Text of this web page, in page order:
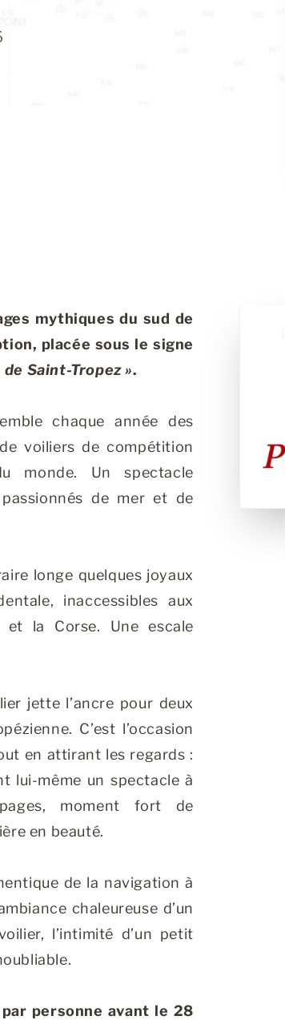
mythiques du sud de
placée sous le signe
Saint-Tropez ».
chaque année des
voiliers de compétition
monde. Un spectacle
de mer et de
longe quelques joyaux
inaccessibles aux
et la Corse. Une escale
jette l’ancre pour deux
C’est l’occasion
en attirant les regards :
lui-même un spectacle à
moment fort de
en beauté.
de la navigation à
chaleureuse d’un
l’intimité d’un petit
personne avant le 28